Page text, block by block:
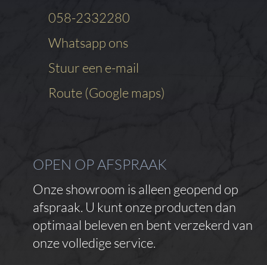
058-2332280
Whatsapp ons
Stuur een e-mail
Route (Google maps)
OPEN OP AFSPRAAK
Onze showroom is alleen geopend op
afspraak. U kunt onze producten dan
optimaal beleven en bent verzekerd van
onze volledige service.